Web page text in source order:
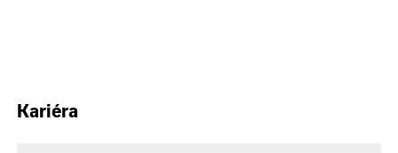
Kariéra